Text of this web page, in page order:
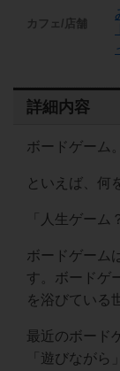
カフェ/店舗
詳細内容
ボードゲーム。
といえば、何
「人生ゲー
ボードゲーム
す。ボードゲ
を浴びている
最近のボード
「遊びなが